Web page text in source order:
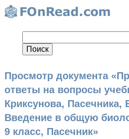
Просмотр документа
ответы на вопросы
Криксунова, Пасечника,
Введение в общую
9 класс, Пасечник»